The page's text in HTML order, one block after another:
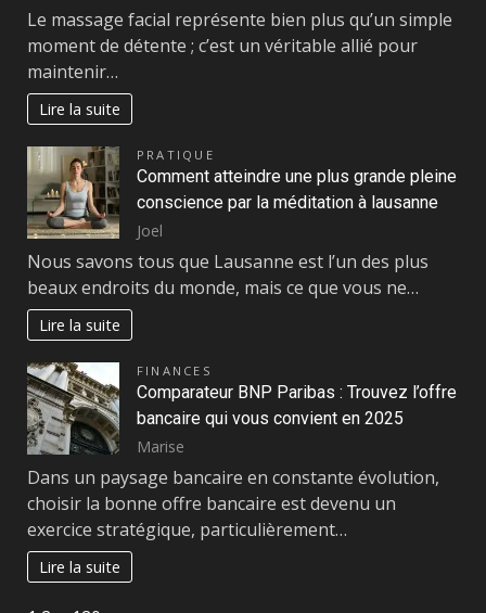
Le massage facial représente bien plus qu’un simple
moment de détente ; c’est un véritable allié pour
maintenir…
Lire la suite
PRATIQUE
Comment atteindre une plus grande pleine
conscience par la méditation à lausanne
Joel
Nous savons tous que Lausanne est l’un des plus
beaux endroits du monde, mais ce que vous ne…
Lire la suite
FINANCES
Comparateur BNP Paribas : Trouvez l’offre
bancaire qui vous convient en 2025
Marise
Dans un paysage bancaire en constante évolution,
choisir la bonne offre bancaire est devenu un
exercice stratégique, particulièrement…
Lire la suite